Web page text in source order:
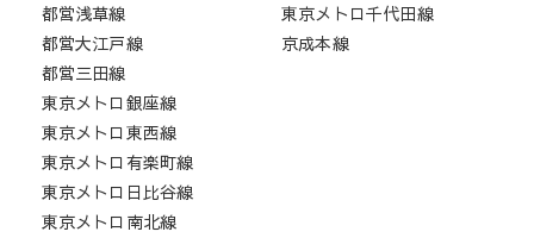
都営浅草線
都営大江戸線
都営三田線
東京メトロ銀座線
東京メトロ東西線
東京メトロ有楽町線
東京メトロ日比谷線
東京メトロ南北線
東京メトロ千代田線
京成本線